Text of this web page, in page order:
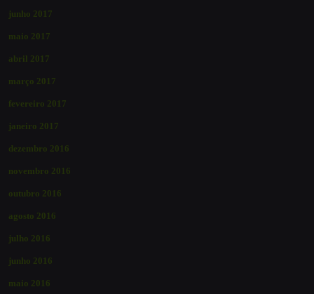
junho 2017
maio 2017
abril 2017
março 2017
fevereiro 2017
janeiro 2017
dezembro 2016
novembro 2016
outubro 2016
agosto 2016
julho 2016
junho 2016
maio 2016